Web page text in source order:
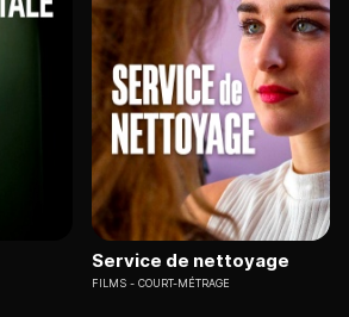
Service de nettoyage
FILMS COURT-MÉTRAGE